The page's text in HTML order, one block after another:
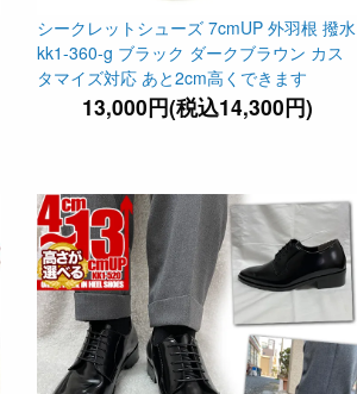
シークレットシューズ 7cmUP 外羽根 撥水
kk1-360-g ブラック ダークブラウン カス
タマイズ対応 あと2cm高くできます
13,000円(税込14,300円)